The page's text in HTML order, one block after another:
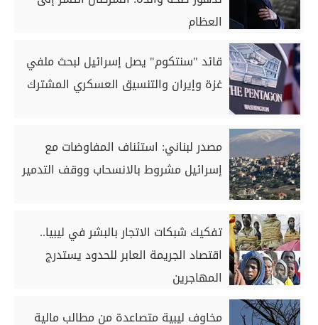
العظام
قائد "سنتكوم" يصل إسرائيل لبحث ملفي
غزة وإيران والتنسيق العسكري المشترك
مصدر لبناني: استئناف المفاوضات مع
إسرائيل مشروط بالانسحاب ووقف التدمير
تفكيك شبكات الاتجار بالبشر في ليبيا..
اقتصاد الجريمة العابر للحدود يستدرج
المهاجرين
مخاوف ليبية متصاعدة من مطالب مالية